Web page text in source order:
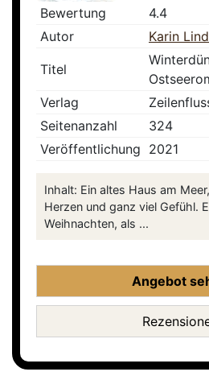
Bewertung
4.4
Autor
Karin
Titel
Verlag
Seitenanzahl
324
Veröffentlichung 2021
Inhalt: Ein altes Haus am
Herzen und ganz viel Gefühl.
Weihnachten, als ...
Angebot